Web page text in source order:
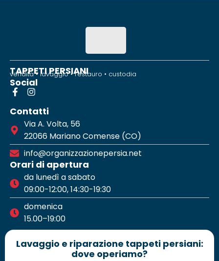
TAPPETI PERSIANI
vendita • lavaggio • restauro • custodia
Social
Contatti
Via A. Volta, 56
22066 Mariano Comense (CO)
info@organizzazionepersia.net
Orari di apertura
da lunedì a sabato
09:00-12:00, 14:30-19:30
domenica
15.00–19:00
Lavaggio e riparazione tappeti persiani:
dove operiamo?